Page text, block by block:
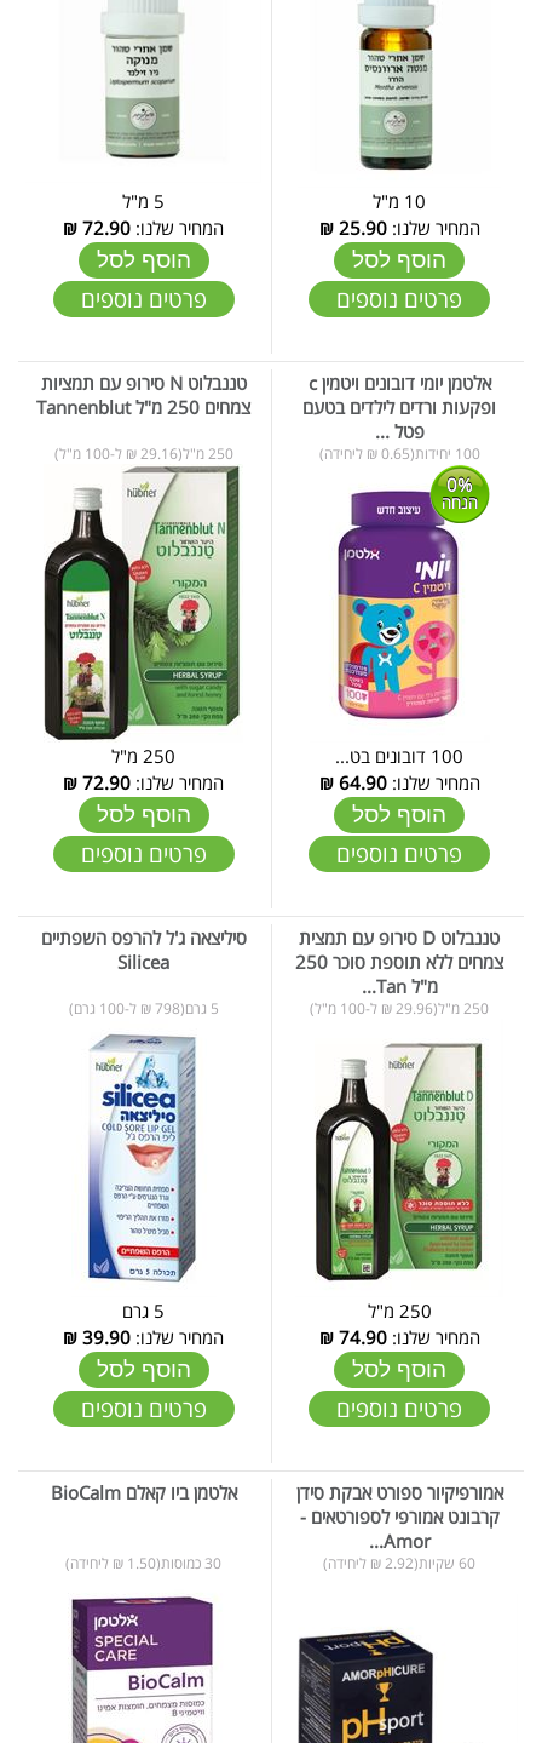
10 מ"ל
המחיר שלנו:25.90
₪
הוסף לסל
פרטים נוספים
5 מ"ל
המחיר שלנו: 72.90
₪
הוסף לסל
פרטים נוספים
אלטמן יומי דובונים ויטמין c
ופקעות ורדים לילדים בטעם
פטל ...
100 יחידות(0.65 ₪ ליחידה)
0%
הנחה
100 דובונים בט...
המחיר שלנו:64.90
₪
הוסף לסל
פרטים נוספים
טננבלוט N סירופ עם תמציות
צמחים 250 מ"ל Tannenblut
250 מ"ל(29.16 ₪ ל-100 מ"ל)
250 מ"ל
המחיר שלנו: 72.90
₪
הוסף לסל
פרטים נוספים
טננבלוט D סירופ עם תמצית
צמחים ללא תוספת סוכר 250
מ"ל Tan...
250 מ"ל(29.96 ₪ ל-100 מ"ל)
250 מ"ל
המחיר שלנו:74.90
₪
הוסף לסל
פרטים נוספים
סיליצאה ג'ל להרפס השפתיים
Silicea
5 גרם(798 ₪ ל-100 גרם)
5 גרם
המחיר שלנו: 39.90
₪
הוסף לסל
פרטים נוספים
אמורפיקיור ספורט אבקת סידן
קרבונט אמורפי לספורטאים -
Amor...
60 שקיות(2.92 ₪ ליחידה)
אלטמן ביו קאלם BioCalm
30 כמוסות(1.50 ₪ ליחידה)